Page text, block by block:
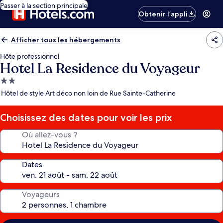
Passer à la section principale
Obtenir l’appli
Afficher tous les hébergements
Hôte professionnel
Hotel La Residence du Voyageur
Hébergement
2.0 étoiles
Hôtel de style Art déco non loin de Rue Sainte-Catherine
Choisissez des dates pour voir les prix
Où allez-vous ?
Dates
Voyageurs